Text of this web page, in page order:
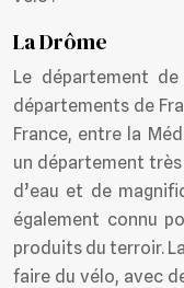
La Drôme
Le département
départements de
France, entre la
un département
d’eau et de
également connu
produits du terroir.
faire du vélo, avec